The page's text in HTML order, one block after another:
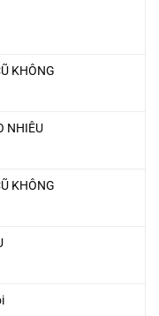
KHÔNG
NHIÊU
KHÔNG